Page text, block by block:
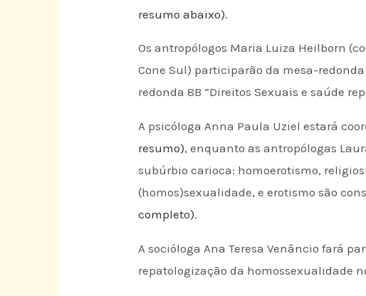
resumo abaixo).
Os antropólogos Maria Luiza Heilborn
Cone Sul) participarão da mesa-
redonda 8B “Direitos Sexuais e saúde
A psicóloga Anna Paula Uziel estará
resumo), enquanto as antropólogas
subúrbio carioca: homoerotismo,
(homos)sexualidade, e erotismo são
completo).
A socióloga Ana Teresa Venâncio fará
repatologização da homossexualidade